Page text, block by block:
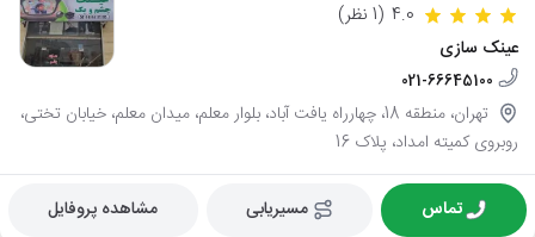
4.0 (1 نظر)
عینک سازی
021-66645100
تهران، منطقه 18، چهارراه یافت آباد، بلوار معلم، میدان معلم، خیابان تختی،
روبروی کمیته امداد، پلاک 16
تماس مسیریابی مشاهده پروفایل